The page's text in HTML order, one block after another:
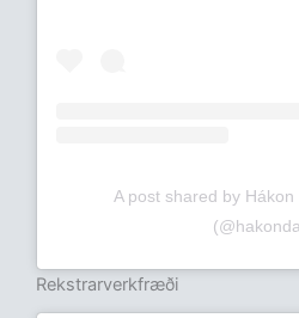
A post shared by
Rekstrarverkfræði